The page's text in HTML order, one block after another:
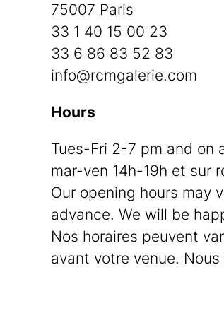
75007 Paris
33 1 40 15 00 23
33 6 86 83 52 83
info@rcmgalerie.com
Hours
Tues-Fri 2-7 pm and on
mar-ven 14h-19h et sur
Our opening hours may
advance. We will be
Nos horaires peuvent
avant votre venue.